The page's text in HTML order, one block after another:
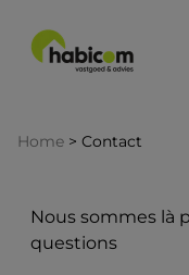
home
à louer
Home > Contact
Nous sommes là
questions